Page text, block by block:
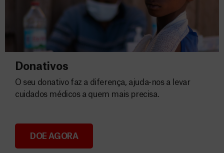
Donativos
Donativos
O seu donativo faz a diferença, ajuda-nos a levar
cuidados médicos a quem mais precisa.
DOE AGORA